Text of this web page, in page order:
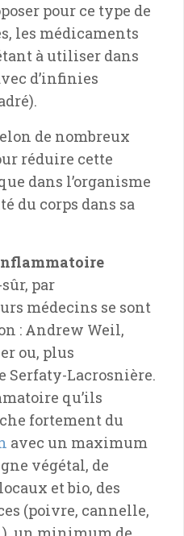
pour ce type de
les médicaments
à utiliser dans
d’infinies
de nombreux
réduire cette
dans l’organisme
du corps dans sa
par
médecins se sont
: Andrew Weil,
ou, plus
Serfaty-Lacrosnière.
qu’ils
fortement du
avec un maximum
végétal, de
et bio, des
(poivre, cannelle,